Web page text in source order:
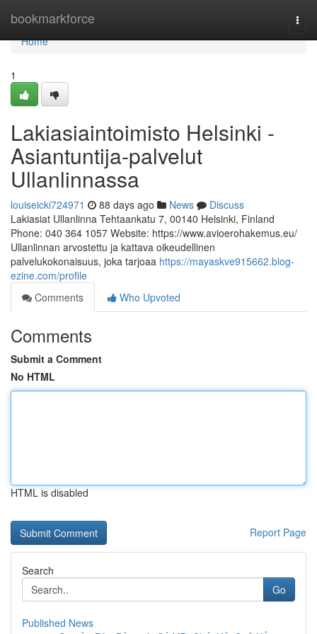
bookmarkforce
Home
Home
1
Lakiasiaintoimisto Helsinki -
Asiantuntija-palvelut
Ullanlinnassa
louiseicki724971 88 days ago News
Discuss
Lakiasiat Ullanlinna Tehtaankatu 7, 00140 Helsinki, Finland
Phone: 040 364 1057 Website: https://www.avioerohakemus.eu/
Ullanlinnan arvostettu ja kattava oikeudellinen
palvelukokonaisuus, joka tarjoaa https://mayaskve915662.blog-
ezine.com/profile
Comments
Who Upvoted
Comments
Submit a Comment
No HTML
HTML is disabled
Report Page
Search
Go
Published News